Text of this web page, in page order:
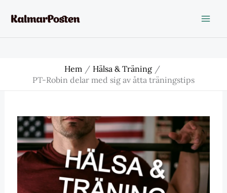
Hem
Hälsa & Träning
PT-Robin delar med sig av åtta träningstips